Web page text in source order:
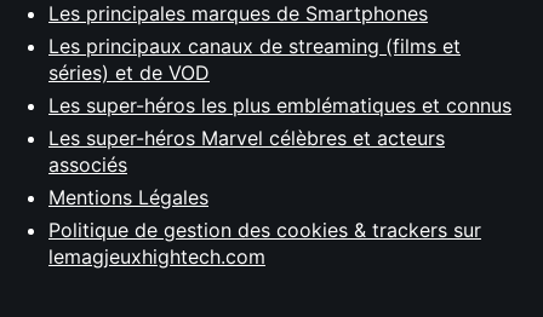
Les principales marques de Smartphones
Les principaux canaux de streaming (films et
séries) et de VOD
Les super-héros les plus emblématiques et connus
Les super-héros Marvel célèbres et acteurs
associés
Mentions Légales
Politique de gestion des cookies & trackers sur
lemagjeuxhightech.com